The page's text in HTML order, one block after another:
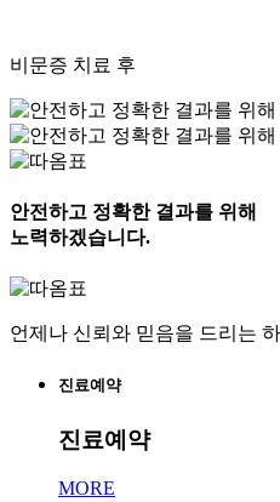
비문증 치료 후
안전하고 정확한 결과를 위해
노력하겠습니다.
언제나 신뢰와 믿음을 드리는
진료예약
진료예약
MORE